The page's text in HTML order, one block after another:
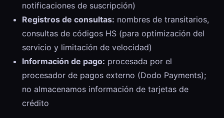
notificaciones de suscripción)
Registros de consultas: nombres de transitarios,
consultas de códigos HS (para optimización del
servicio y limitación de velocidad)
Información de pago: procesada por el
procesador de pagos externo (Dodo Payments);
no almacenamos información de tarjetas de
crédito